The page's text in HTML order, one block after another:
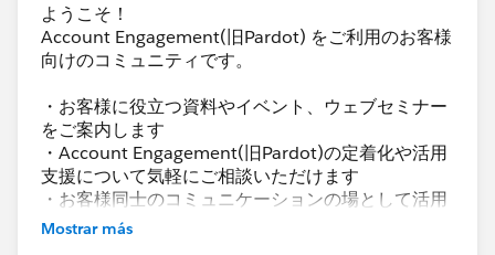
ようこそ！
Account Engagement(旧Pardot) をご利用のお客様
向けのコミュニティです。
・お客様に役立つ資料やイベント、ウェブセミナー
をご案内します
・Account Engagement(旧Pardot)の定着化や活用
支援について気軽にご相談いただけます
・お客様同士のコミュニケーションの場として活用
いただけます
Mostrar más